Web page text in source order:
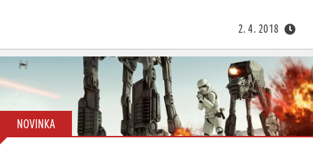
2. 4. 2018
NOVINKA